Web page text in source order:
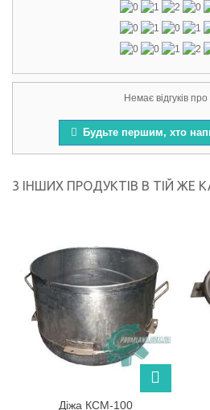
Немає відгуків
Будьте першим, хто
3 ІНШИХ ПРОДУКТІВ В ТІЙ ЖЕ
Діжа КСМ-100